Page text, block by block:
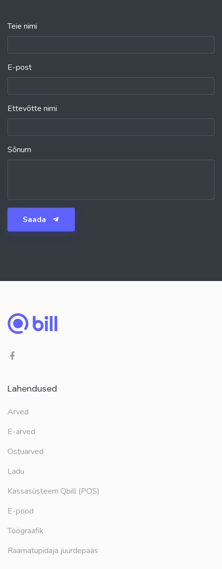
Teie nimi
E-post
Ettevõtte nimi
Sõnum
Saada
Lahendused
Arved
E-arved
Ostuarved
Ladu
Kassasüsteem Qbill (POS)
E-pood
Töögraafik
Raamatupidaja juurdepääs